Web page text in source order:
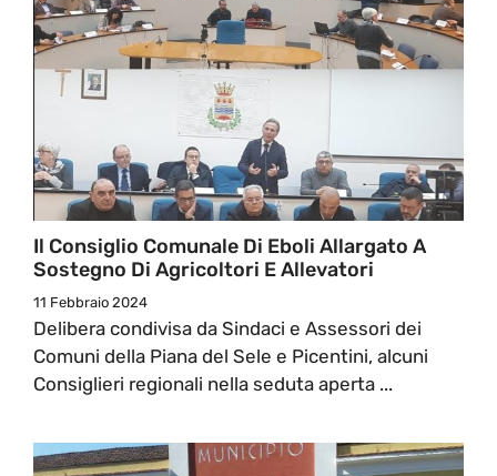
Il Consiglio Comunale Di Eboli Allargato A
Sostegno Di Agricoltori E Allevatori
11 Febbraio 2024
Delibera condivisa da Sindaci e Assessori dei
Comuni della Piana del Sele e Picentini, alcuni
Consiglieri regionali nella seduta aperta ...